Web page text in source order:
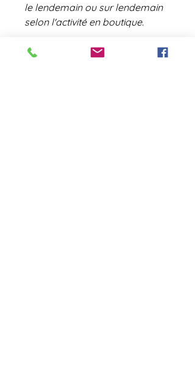
le lendemain ou sur lendemain
selon l'activité en boutique.